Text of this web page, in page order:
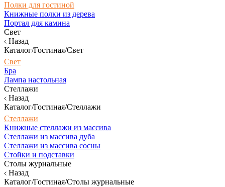
Полки для гостиной
Книжные полки из дерева
Портал для камина
Свет
Назад
Каталог/Гостиная/Свет
Свет
Бра
Лампа настольная
Стеллажи
Назад
Каталог/Гостиная/Стеллажи
Стеллажи
Книжные стеллажи из массива
Стеллажи из массива дуба
Стеллажи из массива сосны
Стойки и подставки
Столы журнальные
Назад
Каталог/Гостиная/Столы журнальные